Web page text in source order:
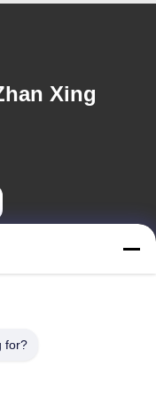
Xing
for?